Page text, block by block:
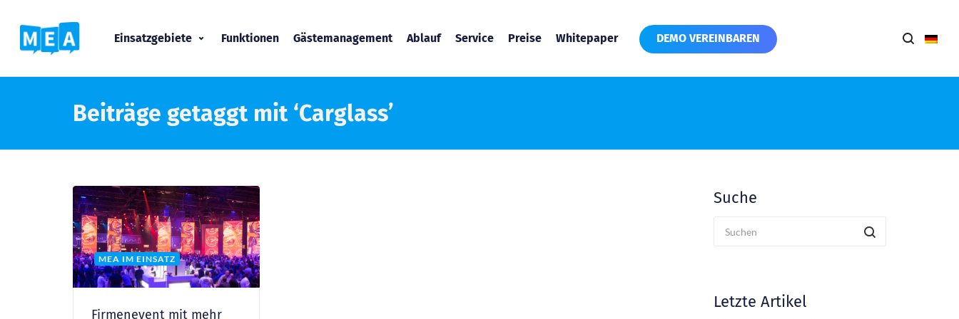
Einsatzgebiete Funktionen Gästemanagement Ablauf Service Preise Whitepaper DEMO VEREINBAREN
Beiträge getaggt mit ‘Carglass’
MEA IM EINSATZ
Firmenevent mit mehr
Suche
Letzte Artikel